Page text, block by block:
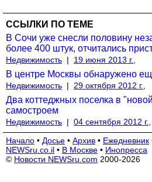
ССЫЛКИ ПО ТЕМЕ
В Сочи уже снесли половину
более 400 штук, отчитались
Недвижимость | 19 июня 2013 г.,
В центре Москвы обнаружено
Недвижимость | 29 октября 2012 г.,
Два коттеджных поселка в
самостроем
Недвижимость | 04 сентября 2012 г.,
Начало • Досье • Архив • Ежедневник
NEWSru.co.il • В Москве • Инопресса
© Новости NEWSru.com 2000-2026